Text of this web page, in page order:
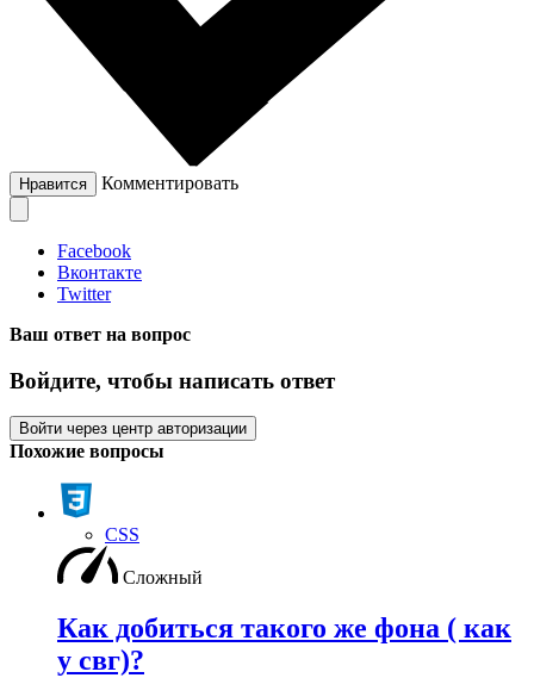
Нравится Комментировать
Facebook
Вконтакте
Twitter
Ваш ответ на вопрос
Войдите, чтобы написать ответ
Войти через центр авторизации
Похожие вопросы
CSS
Сложный
Как добиться такого же фона ( как
у свг)?